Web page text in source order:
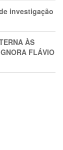
investigação
ÀS
FLÁVIO